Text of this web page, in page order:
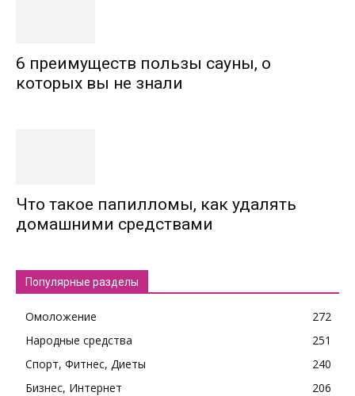
6 преимуществ пользы сауны, о
которых вы не знали
Что такое папилломы, как удалять
домашними средствами
Популярные разделы
Омоложение
272
Народные средства
251
Спорт, Фитнес, Диеты
240
Бизнес, Интернет
206